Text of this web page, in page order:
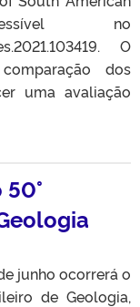
no
O
dos
uma avaliação
junho ocorrerá o
de Geologia,